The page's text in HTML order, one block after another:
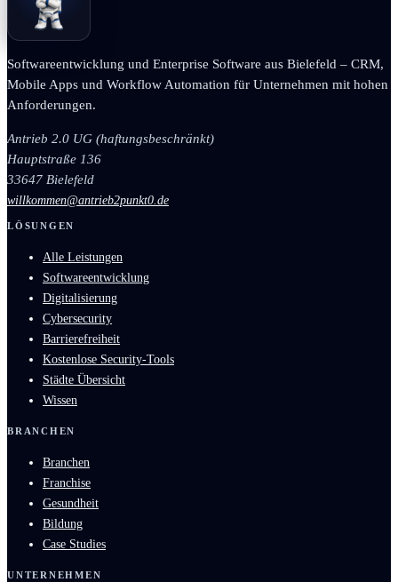
Softwareentwicklung und Enterprise Software aus Bielefeld – CRM,
Mobile Apps und Workflow Automation für Unternehmen mit hohen
Anforderungen.
Antrieb 2.0 UG (haftungsbeschränkt)
Hauptstraße 136
33647 Bielefeld
willkommen@antrieb2punkt0.de
LÖSUNGEN
Alle Leistungen
Softwareentwicklung
Digitalisierung
Cybersecurity
Barrierefreiheit
Kostenlose Security-Tools
Städte Übersicht
Wissen
BRANCHEN
Branchen
Franchise
Gesundheit
Bildung
Case Studies
UNTERNEHMEN